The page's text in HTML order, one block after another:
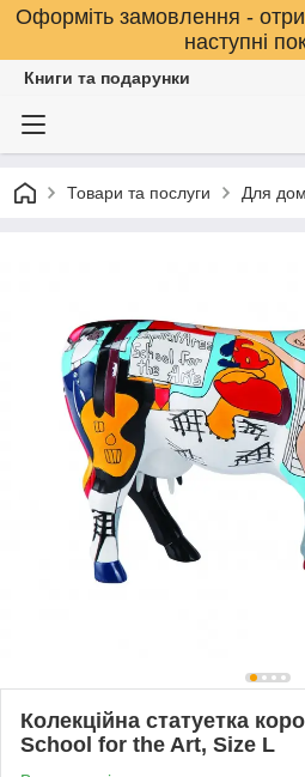
Оформіть замовлення -
наступні
Книги та подарунки
Товари та послуги Для
Колекційна статуетка
School for the Art, Size L